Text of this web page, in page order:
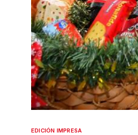
EDICIÓN IMPRESA